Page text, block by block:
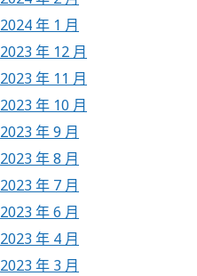
2024 年 1 月
2023 年 12 月
2023 年 11 月
2023 年 10 月
2023 年 9 月
2023 年 8 月
2023 年 7 月
2023 年 6 月
2023 年 4 月
2023 年 3 月